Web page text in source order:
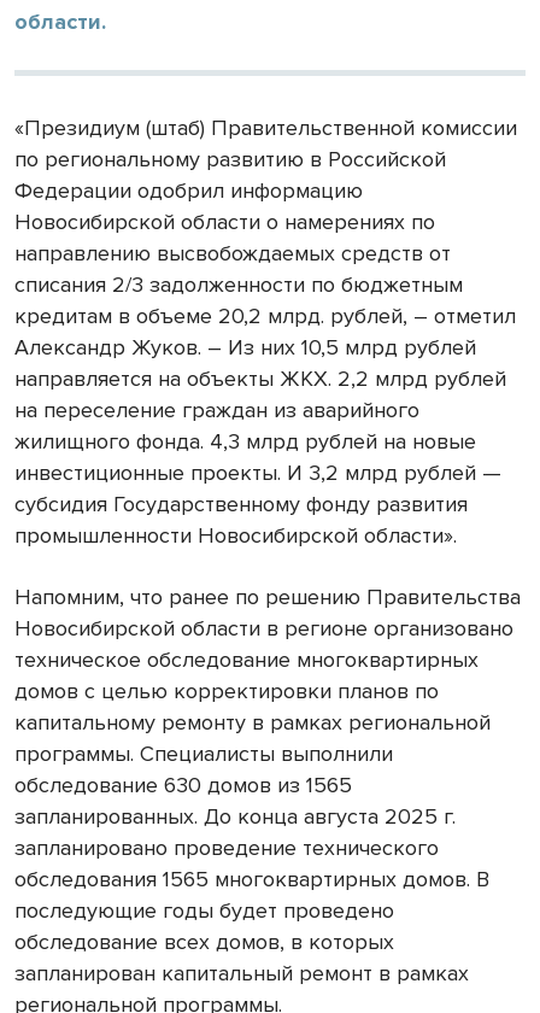
области.
«Президиум (штаб) Правительственной комиссии
по региональному развитию в Российской
Федерации одобрил информацию
Новосибирской области о намерениях по
направлению высвобождаемых средств от
списания 2/3 задолженности по бюджетным
кредитам в объеме 20,2 млрд. рублей, – отметил
Александр Жуков. – Из них 10,5 млрд рублей
направляется на объекты ЖКХ. 2,2 млрд рублей
на переселение граждан из аварийного
жилищного фонда. 4,3 млрд рублей на новые
инвестиционные проекты. И 3,2 млрд рублей —
субсидия Государственному фонду развития
промышленности Новосибирской области».
Напомним, что ранее по решению Правительства
Новосибирской области в регионе организовано
техническое обследование многоквартирных
домов с целью корректировки планов по
капитальному ремонту в рамках региональной
программы. Специалисты выполнили
обследование 630 домов из 1565
запланированных. До конца августа 2025 г.
запланировано проведение технического
обследования 1565 многоквартирных домов. В
последующие годы будет проведено
обследование всех домов, в которых
запланирован капитальный ремонт в рамках
региональной программы.